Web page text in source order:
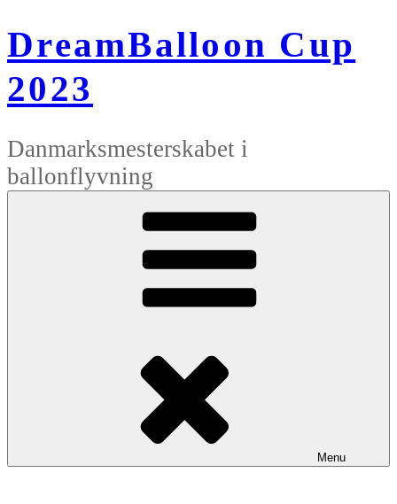
til
indhold
DreamBalloon Cup
2023
Danmarksmesterskabet i
ballonflyvning
Menu